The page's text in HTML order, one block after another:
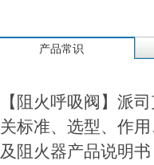
产品常识
【阻火呼吸阀】派
关标准、选型、作
及阻火器产品说明